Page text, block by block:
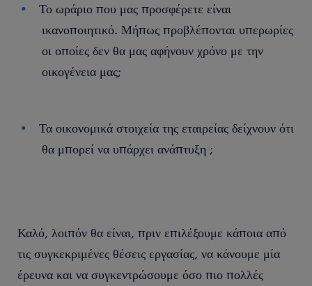
Το ωράριο που μας προσφέρετε είναι
ικανοποιητικό. Μήπως προβλέπονται υπερωρίες
οι οποίες δεν θα μας αφήνουν χρόνο με την
οικογένεια μας;
Τα οικονομικά στοιχεία της εταιρείας δείχνουν ότι
θα μπορεί να υπάρχει ανάπτυξη ;
Καλό, λοιπόν θα είναι, πριν επιλέξουμε κάποια από
τις συγκεκριμένες θέσεις εργασίας, να κάνουμε μία
έρευνα και να συγκεντρώσουμε όσο πιο πολλές